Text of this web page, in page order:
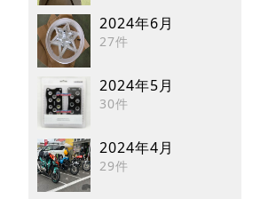
2024年6月
27件
2024年5月
30件
2024年4月
29件